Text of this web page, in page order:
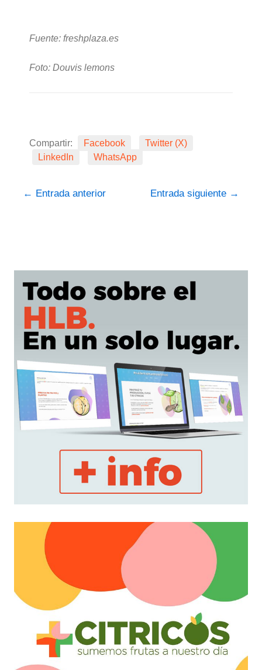
Fuente: freshplaza.es
Foto: Douvis lemons
Compartir: Facebook
Twitter (X)
LinkedIn
WhatsApp
← Entrada anterior Entrada siguiente →